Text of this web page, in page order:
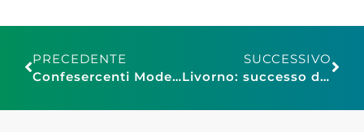
PRECEDENTE
Confesercenti Modena, Natale 2015: vendite stabili, ma 30% imprese segnala incremento affari
SUCCESSIVO
Livorno: successo del Grand Prix Confesercenti